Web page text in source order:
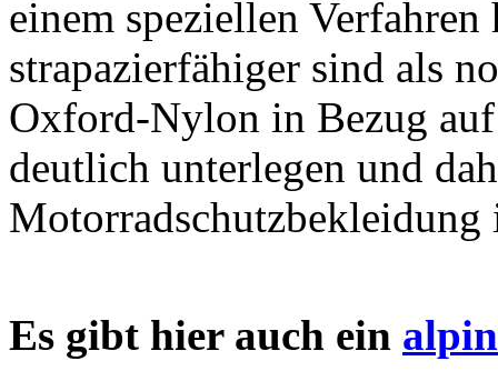
einem speziellen
strapazierfähiger sind als
Oxford-Nylon in Bezug
deutlich unterlegen und
Motorradschutzbekleidung
Es gibt hier auch ein